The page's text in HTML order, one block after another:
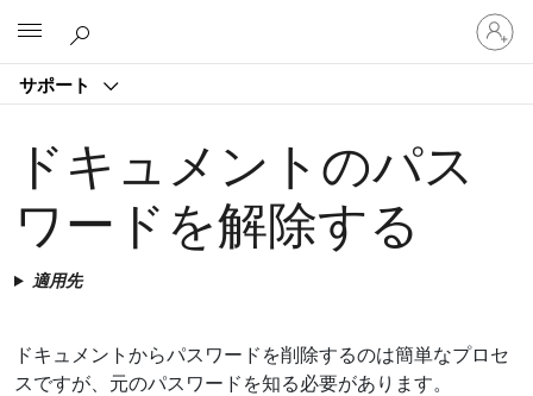
サポート
ア
カ
ウ
イ
ドキュメントのパス
ワードを解除する
適用先
ドキュメントからパスワードを削除するのは簡単なプロセ
スですが、元のパスワードを知る必要があります。